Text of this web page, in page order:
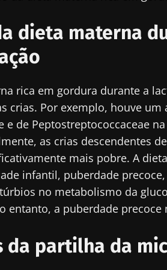
dieta materna
rica em gordura durante a
crias. Por exemplo, houve
e de Peptostreptococcaceae
as crias descendentes
mais pobre. A
infantil, puberdade
no metabolismo da
entanto, a puberdade
da partilha da
a ser redirecionado e deixar
se
de profissionais de
Digest" e o "HCP
sobre a microbiota.
inscrever para receber mais
inscrever para receber mais
ascondições gerais de utilizaçãoe